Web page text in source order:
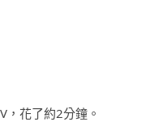
花了約2分鐘。